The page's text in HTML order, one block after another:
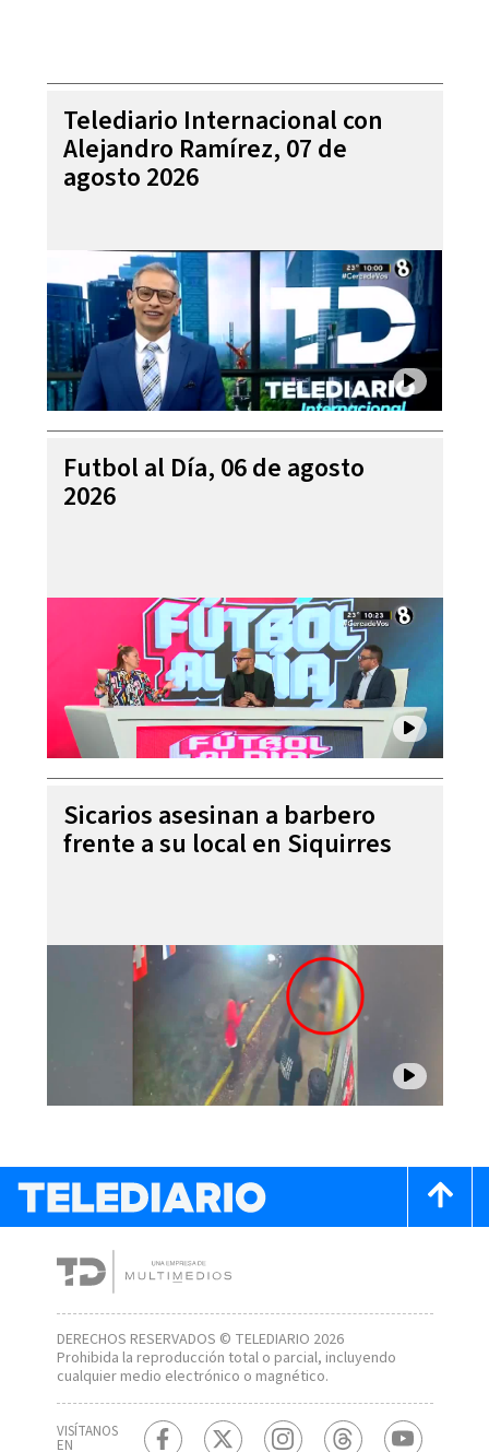
Telediario Internacional con
Alejandro Ramírez, 07 de
agosto 2026
Futbol al Día, 06 de agosto
2026
Sicarios asesinan a barbero
frente a su local en Siquirres
DERECHOS RESERVADOS © TELEDIARIO 2026
Prohibida la reproducción total o parcial, incluyendo
cualquier medio electrónico o magnético.
VISÍTANOS
EN